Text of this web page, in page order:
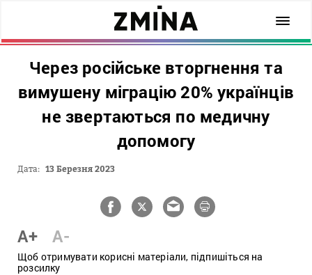
Через російське вторгнення та
вимушену міграцію 20% українців
не звертаються по медичну
допомогу
Дата: 13 Березня 2023
A+ A-
Щоб отримувати корисні матеріали, підпишіться на
розсилку